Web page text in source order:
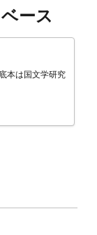
ース
本は国文学研究